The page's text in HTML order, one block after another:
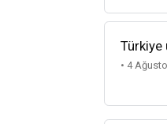
Türkiye
• 4